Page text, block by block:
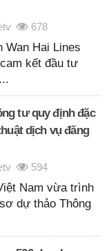
678
Wan Hai Lines
kết đầu tư
tư quy định đặc
dịch vụ đăng
594
Nam vừa trình
dự thảo Thông